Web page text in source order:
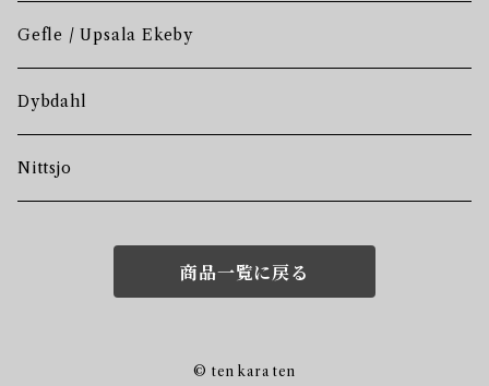
Gefle / Upsala Ekeby
Dybdahl
Nittsjo
商品一覧に戻る
© ten kara ten